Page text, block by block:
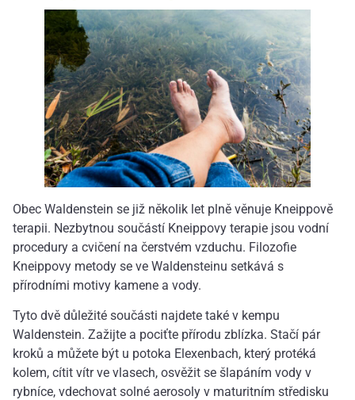
Obec Waldenstein se již několik let plně věnuje Kneippově
terapii. Nezbytnou součástí Kneippovy terapie jsou vodní
procedury a cvičení na čerstvém vzduchu. Filozofie
Kneippovy metody se ve Waldensteinu setkává s
přírodními motivy kamene a vody.
Tyto dvě důležité součásti najdete také v kempu
Waldenstein. Zažijte a pociťte přírodu zblízka. Stačí pár
kroků a můžete být u potoka Elexenbach, který protéká
kolem, cítit vítr ve vlasech, osvěžit se šlapáním vody v
rybníce, vdechovat solné aerosoly v maturitním středisku